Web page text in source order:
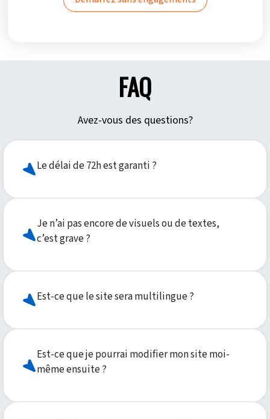
FAQ
Avez-vous des questions?
Le délai de 72h est garanti ?
Je n’ai pas encore de visuels ou de textes,
c’est grave ?
Est-ce que le site sera multilingue ?
Est-ce que je pourrai modifier mon site moi-
même ensuite ?